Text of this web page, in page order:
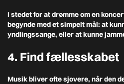
I stedet for at drømme om en
begynde med et simpelt mål: at
yndlingssange, eller at kunne
4. Find fællesskabet
Musik bliver ofte sjovere, når den